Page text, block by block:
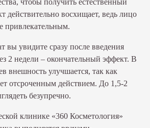
чтобы получить естественный
действительно восхищает, ведь лицо
привлекательным.
вы увидите сразу после введения
2 недели – окончательный эффект. В
внешность улучшается, так как
отсроченным действием. До 1,5-2
безупречно.
клинике «360 Косметология»